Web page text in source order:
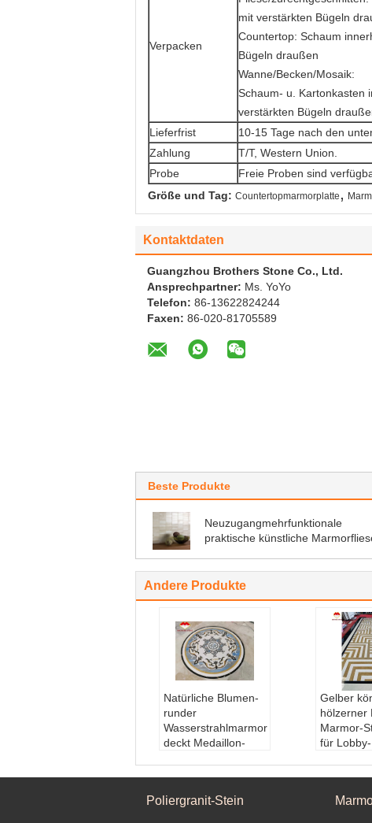
Verpacken
mit verstärkten Bügeln
Countertop: Schaum
Bügeln draußen
Wanne/Becken/Mosaik:
Schaum- u. Kartonkasten
verstärkten Bügeln
Lieferfrist
10-15 Tage nach den
Zahlung
T/T, Western Union.
Probe
Freie Proben sind
Größe und Tag: Countertopmarmorplatte ,
Kontaktdaten
Guangzhou Brothers Stone Co., Ltd.
Ansprechpartner: Ms. YoYo
Telefon: 86-13622824244
Faxen: 86-020-81705589
Beste Produkte
Neuzugangmehrfunktionale
praktische künstliche
Andere Produkte
Natürliche Blumen-
runder
Wasserstrahlmarmor
deckt Medaillon-
eredelung
Gelber
hölzerner
Marmor-
für Lobby-
rte,
Poliergranit-Stein